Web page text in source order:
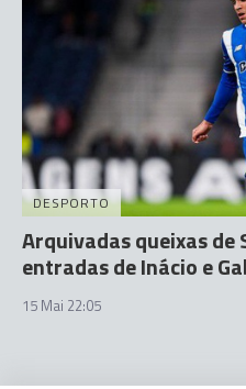
DESPORTO
Arquivadas queixas de
entradas de Inácio e
15 Mai 22:05